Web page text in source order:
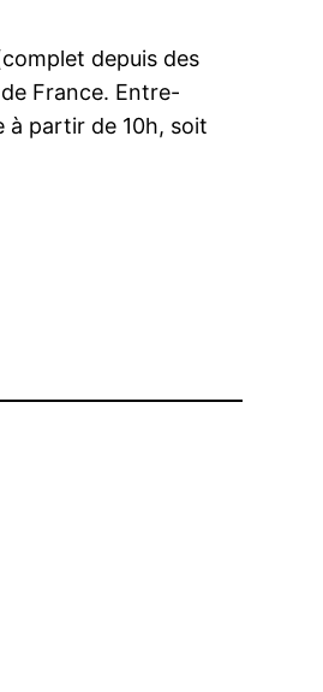
depuis des
France. Entre-
à partir de 10h, soit